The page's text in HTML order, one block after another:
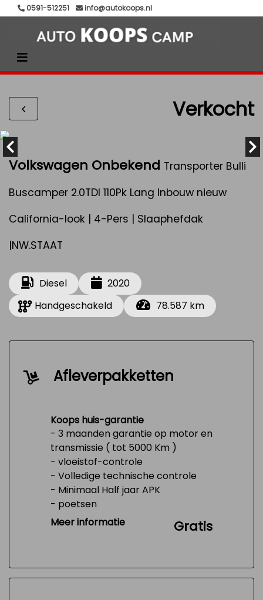
0591-512251 info@autokoops.nl
Verkocht
Volkswagen Onbekend Transporter Bulli
Buscamper 2.0TDI 110Pk Lang Inbouw nieuw
California-look | 4-Pers | Slaaphefdak
|NW.STAAT
Diesel
2020
Handgeschakeld
78.587 km
Afleverpakketten
Koops huis-garantie
- 3 maanden garantie op motor en
transmissie ( tot 5000 Km )
- vloeistof-controle
- Volledige technische controle
- Minimaal Half jaar APK
- poetsen
- Tank 1/4 vol
Meer informatie Gratis